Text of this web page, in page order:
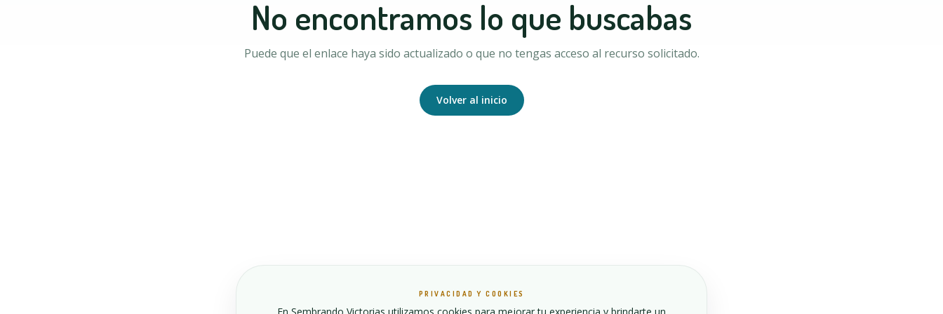
No encontramos lo que buscabas
Puede que el enlace haya sido actualizado o que no tengas acceso al recurso solicitado.
Volver al inicio
PRIVACIDAD Y COOKIES